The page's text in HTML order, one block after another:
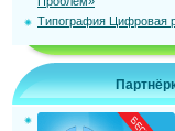
Типография Цифровая